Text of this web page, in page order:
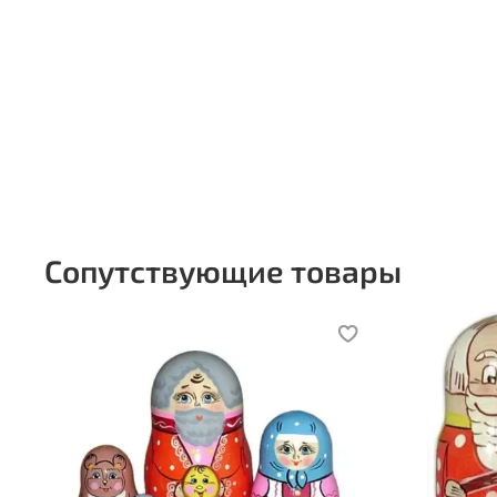
Сопутствующие товары